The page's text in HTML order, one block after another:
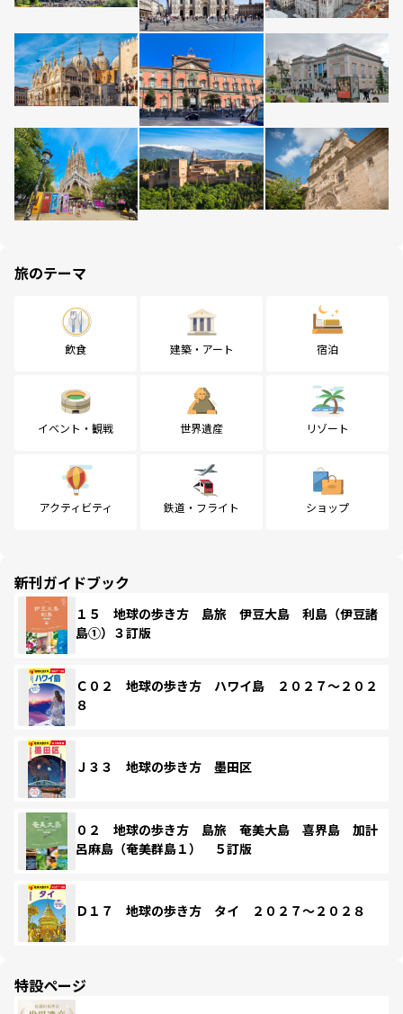
旅のテーマ
飲食 建築・アート 宿泊
イベント・観戦 世界遺産 リゾート
アクティビティ 鉄道・フライト ショップ
新刊ガイドブック
１５ 地球の歩き方 島旅 伊豆大島 利島（伊豆諸
島①）３訂版
Ｃ０２ 地球の歩き方 ハワイ島 ２０２７～２０２
８
Ｊ３３ 地球の歩き方 墨田区
０２ 地球の歩き方 島旅 奄美大島 喜界島 加計
呂麻島（奄美群島１） ５訂版
Ｄ１７ 地球の歩き方 タイ ２０２７～２０２８
特設ページ